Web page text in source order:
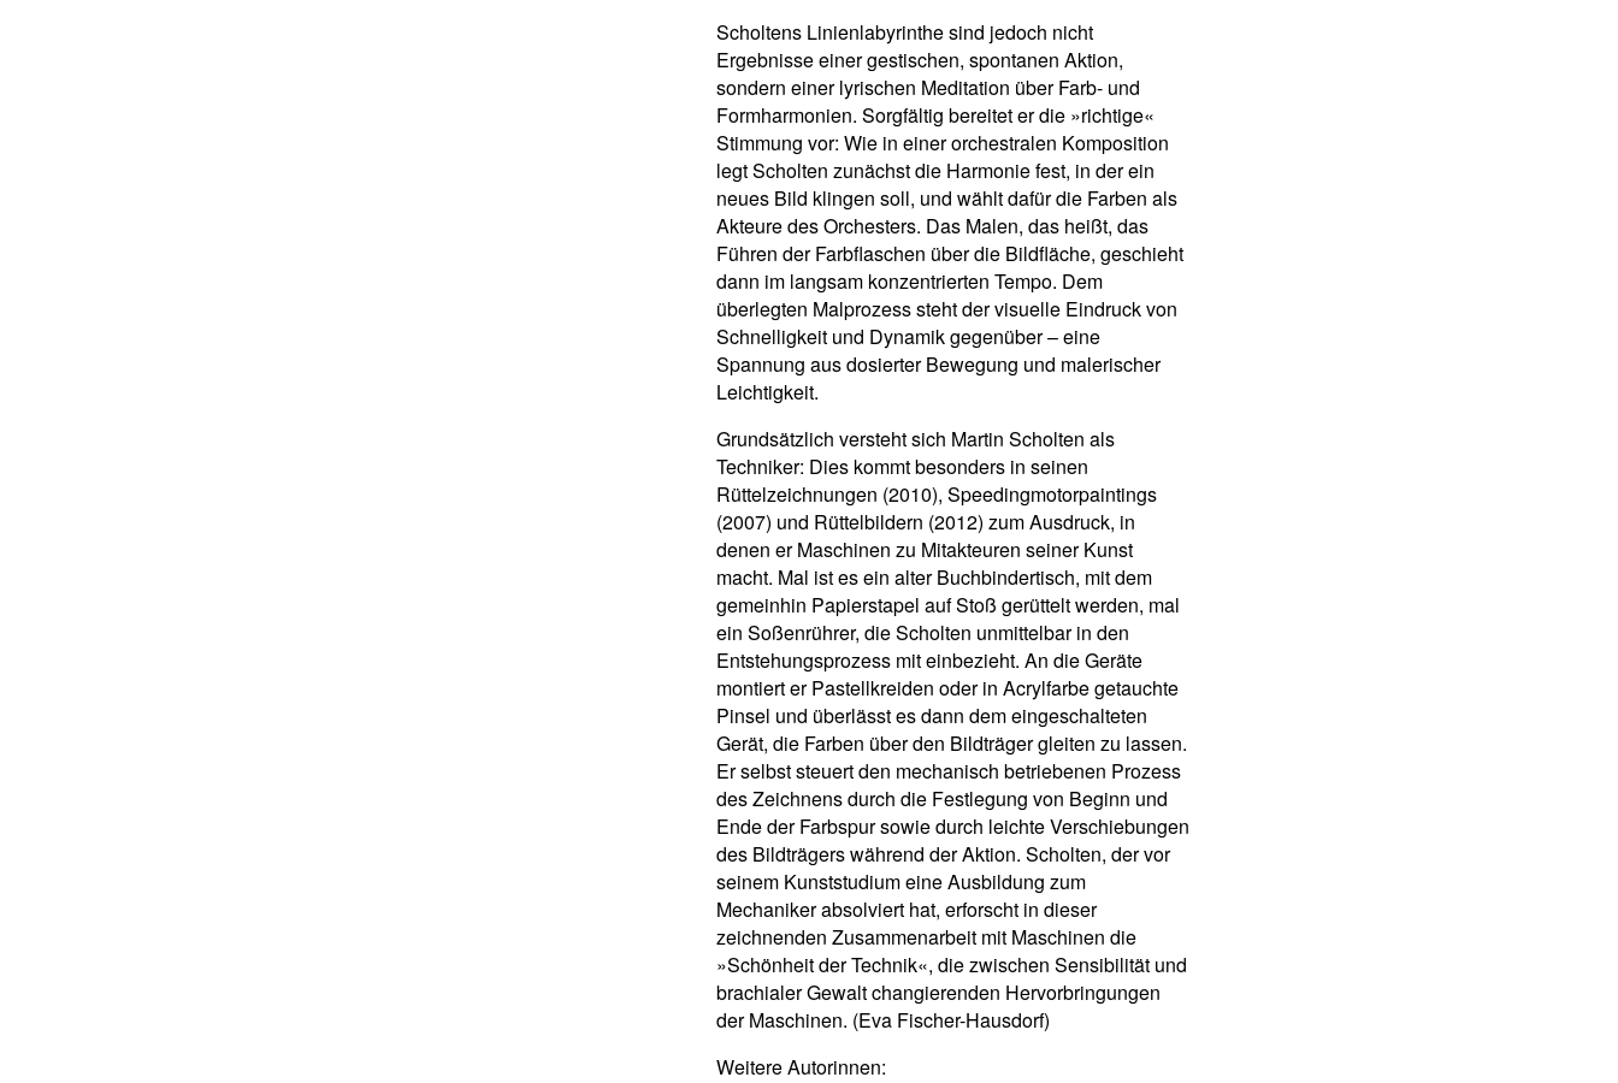
Scholtens Linienlabyrinthe sind jedoch nicht
Ergebnisse einer gestischen, spontanen Aktion,
sondern einer lyrischen Meditation über Farb- und
Formharmonien. Sorgfältig bereitet er die »richtige«
Stimmung vor: Wie in einer orchestralen Komposition
legt Scholten zunächst die Harmonie fest, in der ein
neues Bild klingen soll, und wählt dafür die Farben als
Akteure des Orchesters. Das Malen, das heißt, das
Führen der Farbflaschen über die Bildfläche, geschieht
dann im langsam konzentrierten Tempo. Dem
überlegten Malprozess steht der visuelle Eindruck von
Schnelligkeit und Dynamik gegenüber – eine
Spannung aus dosierter Bewegung und malerischer
Leichtigkeit.
Grundsätzlich versteht sich Martin Scholten als
Techniker: Dies kommt besonders in seinen
Rüttelzeichnungen (2010), Speedingmotorpaintings
(2007) und Rüttelbildern (2012) zum Ausdruck, in
denen er Maschinen zu Mitakteuren seiner Kunst
macht. Mal ist es ein alter Buchbindertisch, mit dem
gemeinhin Papierstapel auf Stoß gerüttelt werden, mal
ein Soßenrührer, die Scholten unmittelbar in den
Entstehungsprozess mit einbezieht. An die Geräte
montiert er Pastellkreiden oder in Acrylfarbe getauchte
Pinsel und überlässt es dann dem eingeschalteten
Gerät, die Farben über den Bildträger gleiten zu lassen.
Er selbst steuert den mechanisch betriebenen Prozess
des Zeichnens durch die Festlegung von Beginn und
Ende der Farbspur sowie durch leichte Verschiebungen
des Bildträgers während der Aktion. Scholten, der vor
seinem Kunststudium eine Ausbildung zum
Mechaniker absolviert hat, erforscht in dieser
zeichnenden Zusammenarbeit mit Maschinen die
»Schönheit der Technik«, die zwischen Sensibilität und
brachialer Gewalt changierenden Hervorbringungen
der Maschinen. (Eva Fischer-Hausdorf)
Weitere Autorinnen: